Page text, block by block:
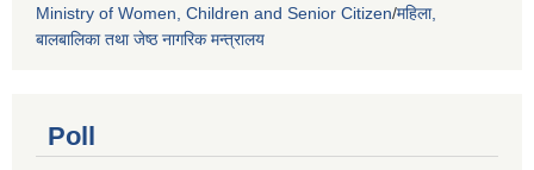
Ministry of Women, Children and Senior Citizen/महिला,
बालबालिका तथा जेष्ठ नागरिक मन्त्रालय
Poll